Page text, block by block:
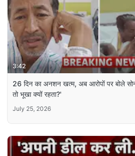
3:42
26 दिन का अनशन खत्म, अब आरोपों पर बोले
तो भूखा क्यों रहता?'
July 25, 2026